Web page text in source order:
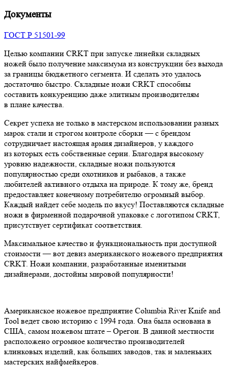
Документы
ГОСТ Р 51501-99
Целью компании CRKT при запуске линейки складных
ножей было получение максимума из конструкции без выхода
за границы бюджетного сегмента. И сделать это удалось
достаточно быстро. Cкладные ножи CRKT способны
составить конкуренцию даже элитным производителям
в плане качества.
Секрет успеха не только в мастерском использовании разных
марок стали и строгом контроле сборки — с брендом
сотрудничает настоящая армия дизайнеров, у каждого
из которых есть собственные серии. Благодаря высокому
уровню надежности, складные ножи пользуются
популярностью среди охотников и рыбаков, а также
любителей активного отдыха на природе. К тому же, бренд
предоставляет конечному потребителю огромный выбор.
Каждый найдет себе модель по вкусу! Поставляются складные
ножи в фирменной подарочной упаковке с логотипом CRKT,
присутствует сертификат соответствия.
Максимальное качество и функциональность при доступной
стоимости — вот девиз американского ножевого предприятия
CRKT. Ножи компании, разработанные именитыми
дизайнерами, достойны мировой популярности!
Американское ножевое предприятие Columbia River Knife and
Tool ведет свою историю с 1994 года. Она была основана в
США, самом ножевом штате – Орегон. В данной местности
расположено огромное количество производителей
клинковых изделий, как больших заводов, так и маленьких
мастерских найфмейкеров.